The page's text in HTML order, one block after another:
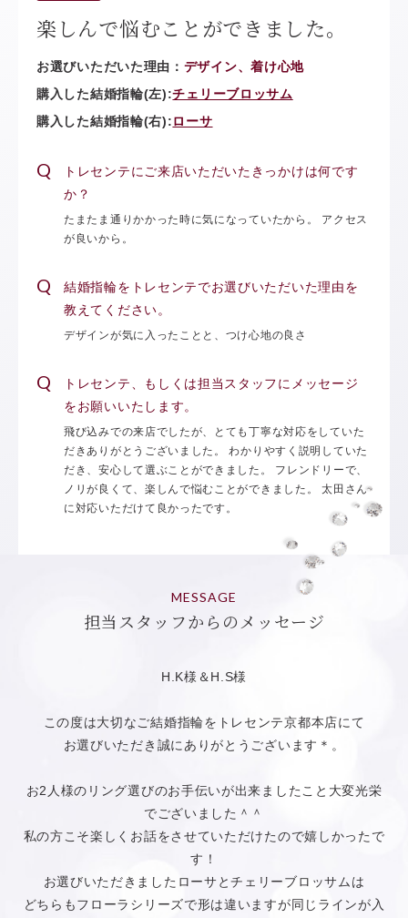
楽しんで悩むことができました。
お選びいただいた理由： デザイン、着け心地
購入した結婚指輪(左):チェリーブロッサム
購入した結婚指輪(右):ローサ
トレセンテにご来店いただいたきっかけは何です
か？
たまたま通りかかった時に気になっていたから。 アクセス
が良いから。
結婚指輪をトレセンテでお選びいただいた理由を
教えてください。
デザインが気に入ったことと、つけ心地の良さ
トレセンテ、もしくは担当スタッフにメッセージ
をお願いいたします。
飛び込みでの来店でしたが、とても丁寧な対応をしていた
だきありがとうございました。 わかりやすく説明していた
だき、安心して選ぶことができました。 フレンドリーで、
ノリが良くて、楽しんで悩むことができました。 太田さん
に対応いただけて良かったです。
MESSAGE
担当スタッフからのメッセージ
H.K様＆H.S様
この度は大切なご結婚指輪をトレセンテ京都本店にて
お選びいただき誠にありがとうございます＊。
お2人様のリング選びのお手伝いが出来ましたこと大変光栄
でございました＾＾
私の方こそ楽しくお話をさせていただけたので嬉しかったで
す！
お選びいただきましたローサとチェリーブロッサムは
どちらもフローラシリーズで形は違いますが同じラインが入